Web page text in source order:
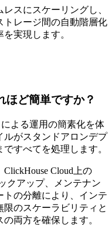
スにスケーリングし、
トレージ間の自動階層化
実現します。
ほど簡単ですか？
よる運用の簡素化を体
ルがスタンドアロンデプ
すべてを処理します。
Cloud上の
クアップ、メンテナン
トの分離により、インテ
のスケーラビリティと
両方を確保します。